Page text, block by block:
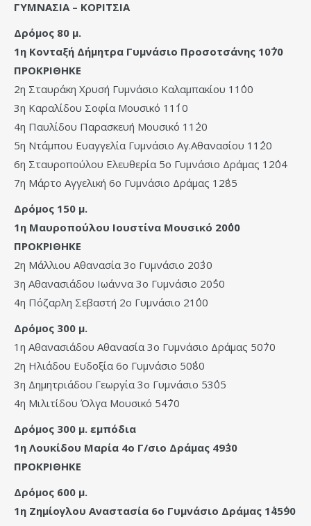
ΓΥΜΝΑΣΙΑ – ΚΟΡΙΤΣΙΑ
Δρόμος 80 μ.
1η Κονταξή Δήμητρα Γυμνάσιο Προσοτσάνης 10΄΄70
ΠΡΟΚΡΙΘΗΚΕ
2η Σταυράκη Χρυσή Γυμνάσιο Καλαμπακίου 11΄΄00
3η Καραλίδου Σοφία Μουσικό 11΄΄10
4η Παυλίδου Παρασκευή Μουσικό 11΄΄20
5η Ντάμπου Ευαγγελία Γυμνάσιο Αγ.Αθανασίου 11΄΄20
6η Σταυροπούλου Ελευθερία 5ο Γυμνάσιο Δράμας 12΄΄04
7η Μάρτο Αγγελική 6ο Γυμνάσιο Δράμας 12΄΄85
Δρόμος 150 μ.
1η Μαυροπούλου Ιουστίνα Μουσικό 20΄΄00
ΠΡΟΚΡΙΘΗΚΕ
2η Μάλλιου Αθανασία 3ο Γυμνάσιο 20΄΄30
3η Αθανασιάδου Ιωάννα 3ο Γυμνάσιο 20΄΄50
4η Πόζαρλη Σεβαστή 2ο Γυμνάσιο 21΄΄00
Δρόμος 300 μ.
1η Αθανασιάδου Αθανασία 3ο Γυμνάσιο Δράμας 50΄΄70
2η Ηλιάδου Ευδοξία 6ο Γυμνάσιο 50΄΄80
3η Δημητριάδου Γεωργία 3ο Γυμνάσιο 53΄΄05
4η Μιλιτίδου Όλγα Μουσικό 54΄΄70
Δρόμος 300 μ. εμπόδια
1η Λουκίδου Μαρία 4ο Γ/σιο Δράμας 49΄΄30
ΠΡΟΚΡΙΘΗΚΕ
Δρόμος 600 μ.
1η Ζημίογλου Αναστασία 6ο Γυμνάσιο Δράμας 1΄45΄΄90